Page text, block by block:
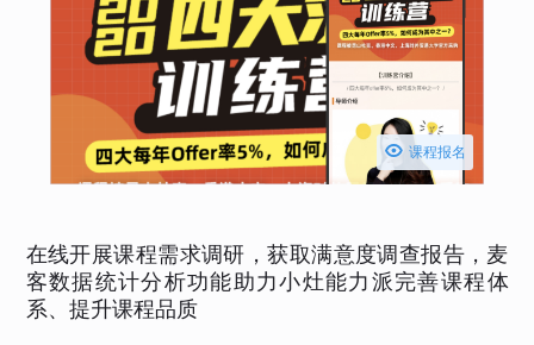
 课程报名
在线开展课程需求调研，获取满意度调查报告，麦
客数据统计分析功能助力小灶能力派完善课程体
系、提升课程品质